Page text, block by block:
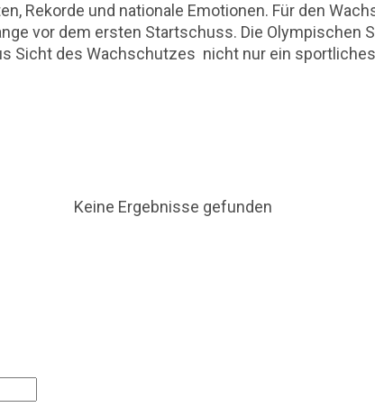
Rekorde und nationale Emotionen. Für den
vor dem ersten Startschuss. Die Olympischen
Sicht des Wachschutzes nicht nur ein
Keine Ergebnisse gefunden